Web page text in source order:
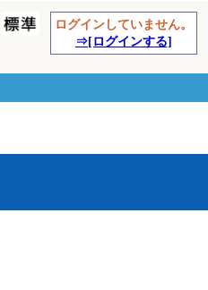
ログインしていません。
⇒[ログインする]